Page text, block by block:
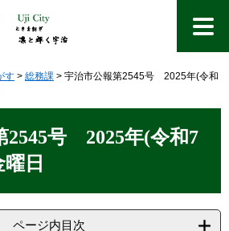
す > 総務課 > 宇治市公報第2545号 2025年(令和
2545号 2025年(令和7
日
ページ内目次